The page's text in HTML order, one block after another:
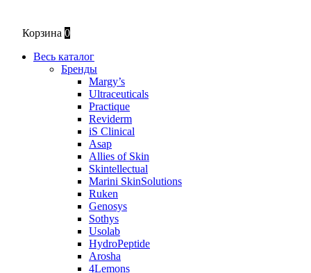
Корзина 0
Весь каталог
Бренды
Margy’s
Ultraceuticals
Practique
Reviderm
iS Clinical
Asap
Allies of Skin
Skintellectual
Marini SkinSolutions
Ruken
Genosys
Sothys
Usolab
HydroPeptide
Arosha
4Lemons